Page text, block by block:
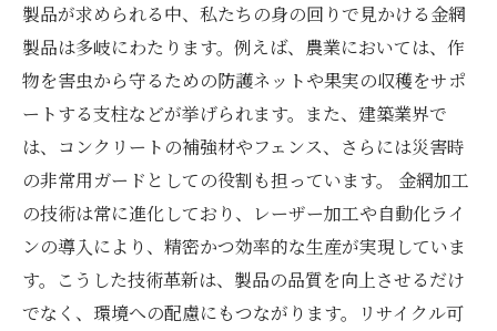
製品が求められる中、私たちの身の回りで見かける金網
製品は多岐にわたります。例えば、農業においては、作
物を害虫から守るための防護ネットや果実の収穫をサポ
ートする支柱などが挙げられます。また、建築業界で
は、コンクリートの補強材やフェンス、さらには災害時
の非常用ガードとしての役割も担っています。 金網加工
の技術は常に進化しており、レーザー加工や自動化ライ
ンの導入により、精密かつ効率的な生産が実現していま
す。こうした技術革新は、製品の品質を向上させるだけ
でなく、環境への配慮にもつながります。リサイクル可